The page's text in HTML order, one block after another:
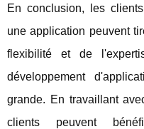
En conclusion, les
une application peuvent
flexibilité et de
développement
grande. En travaillant
clients peuvent